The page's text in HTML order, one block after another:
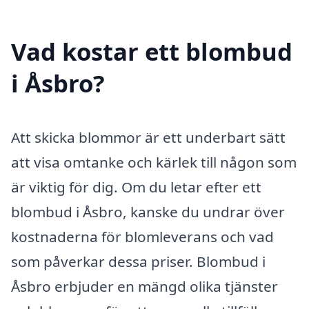
Vad kostar ett blombud
i Åsbro?
Att skicka blommor är ett underbart sätt
att visa omtanke och kärlek till någon som
är viktig för dig. Om du letar efter ett
blombud i Åsbro, kanske du undrar över
kostnaderna för blomleverans och vad
som påverkar dessa priser. Blombud i
Åsbro erbjuder en mängd olika tjänster